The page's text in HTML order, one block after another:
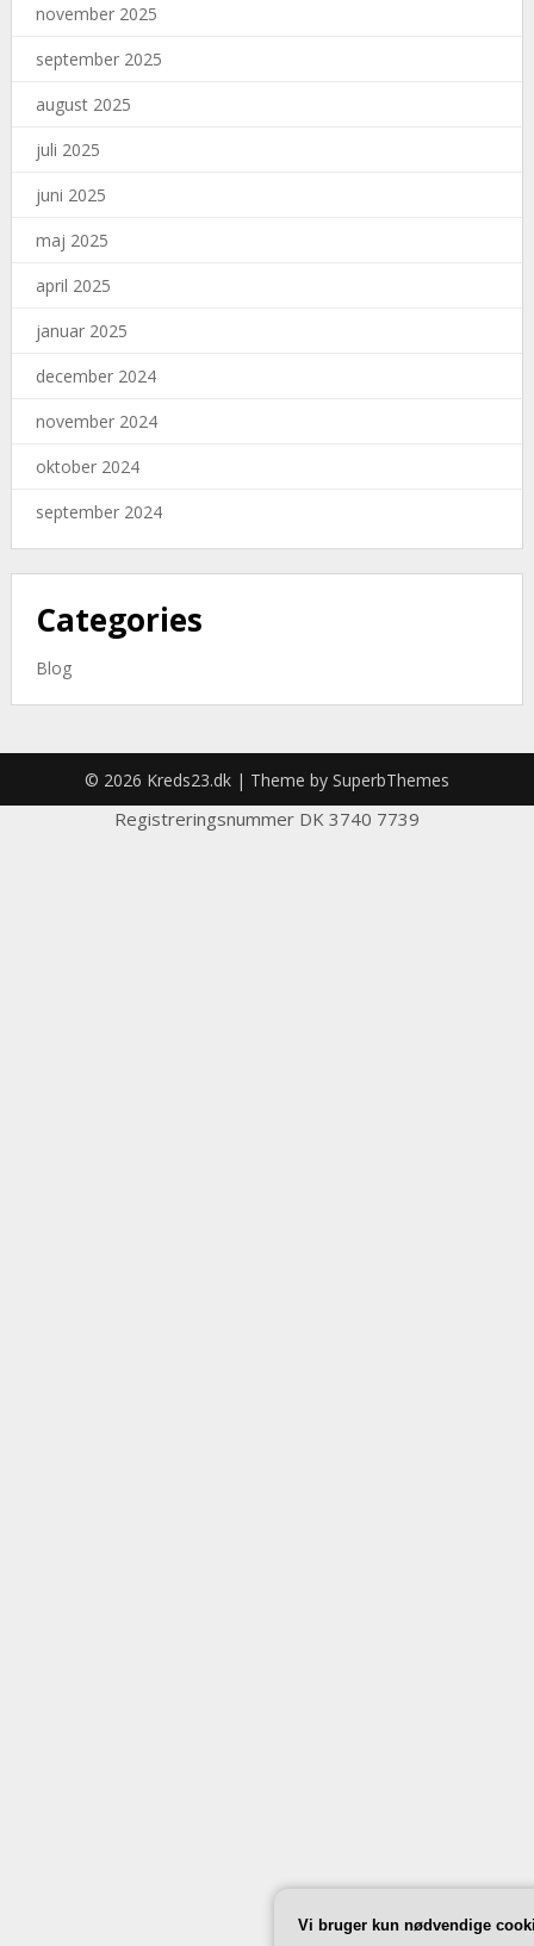
november 2025
september 2025
august 2025
juli 2025
juni 2025
maj 2025
april 2025
januar 2025
december 2024
november 2024
oktober 2024
september 2024
Categories
Blog
© 2026 Kreds23.dk | Theme by SuperbThemes
Registreringsnummer DK 3740 7739
Vi bruger kun nødvendige